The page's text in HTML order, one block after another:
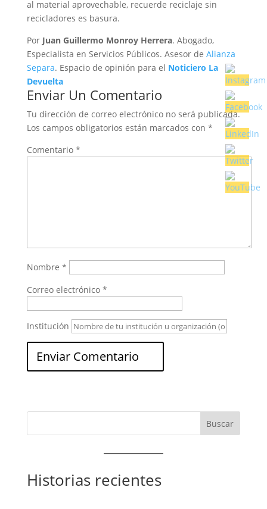
al material aprovechable, recuerde reciclaje sin
recicladores es basura.
Por Juan Guillermo Monroy Herrera. Abogado,
Especialista en Servicios Públicos. Asesor de Alianza
Separa. Espacio de opinión para el Noticiero La
Devuelta
Enviar Un Comentario
Tu dirección de correo electrónico no será publicada.
Los campos obligatorios están marcados con *
Comentario *
Nombre *
Correo electrónico *
Institución
Historias recientes